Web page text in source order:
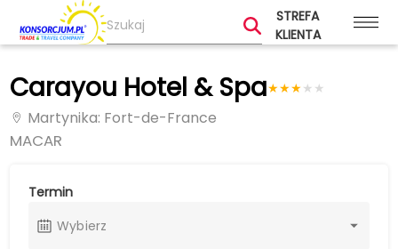
STREFA
KLIENTA
Carayou Hotel & Spa ★
★
★
★
★
Martynika: Fort-de-France
MACAR
Termin
Wybierz